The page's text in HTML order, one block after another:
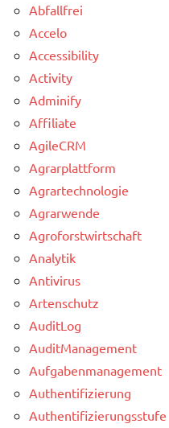
Abfallfrei
Accelo
Accessibility
Activity
Adminify
Affiliate
AgileCRM
Agrarplattform
Agrartechnologie
Agrarwende
Agroforstwirtschaft
Analytik
Antivirus
Artenschutz
AuditLog
AuditManagement
Aufgabenmanagement
Authentifizierung
Authentifizierungsstufe